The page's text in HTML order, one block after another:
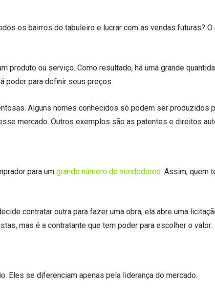
os bairros do tabuleiro e lucrar com as vendas futuras?
produto ou serviço. Como resultado, há uma grande
poder para definir seus preços.
Alguns nomes conhecidos só podem ser produzidos
mercado. Outros exemplos são as patentes e direitos
para um grande número de vendedores. Assim, quem
contratar outra para fazer uma obra, ela abre uma
mas é a contratante que tem poder para escolher o valor.
Eles se diferenciam apenas pela liderança do mercado.